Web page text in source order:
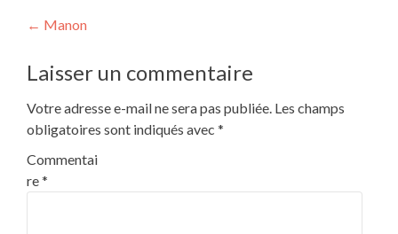
Post
navigation
← Manon
Laisser un commentaire
Votre adresse e-mail ne sera pas publiée. Les champs
obligatoires sont indiqués avec *
Commentai
re*